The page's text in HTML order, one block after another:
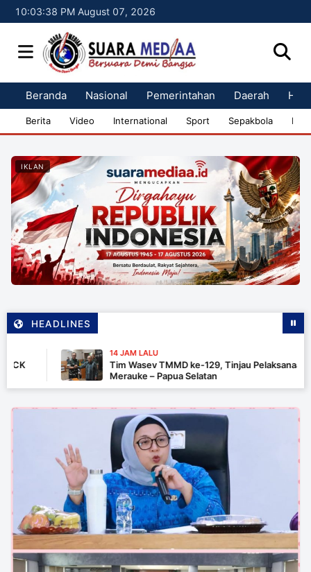
10:03:38 PM August 07, 2026
Beranda Nasional Pemerintahan Daerah
Berita Video International Sport Sepakbola
IKLAN
HEADLINES
14 JAM LALU
Tim Wasev TMMD ke-129, Tinjau Pelaksanaan
Merauke – Papua Selatan